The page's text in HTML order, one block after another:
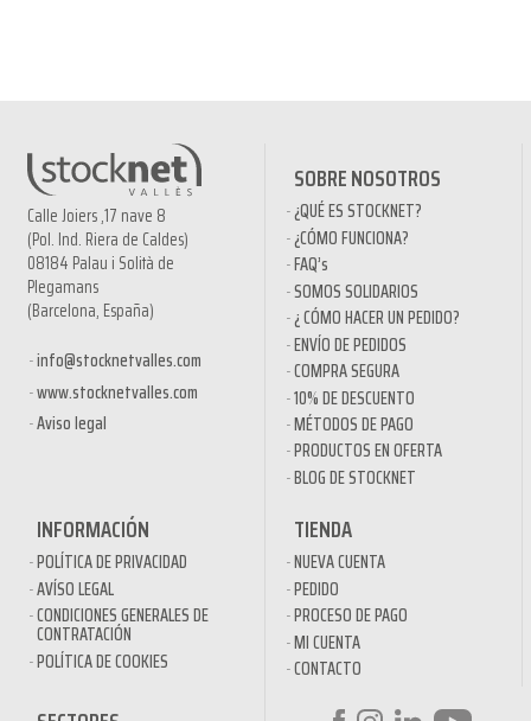
Calle Joiers ,17 nave 8
(Pol. Ind. Riera de Caldes)
08184 Palau i Solità de
Plegamans
(Barcelona, España)
info@stocknetvalles.com
www.stocknetvalles.com
Aviso legal
SOBRE NOSOTROS
¿QUÉ ES STOCKNET?
¿CÓMO FUNCIONA?
FAQ’s
SOMOS SOLIDARIOS
¿ CÓMO HACER UN PEDIDO?
ENVÍO DE PEDIDOS
COMPRA SEGURA
10% DE DESCUENTO
MÉTODOS DE PAGO
PRODUCTOS EN OFERTA
BLOG DE STOCKNET
INFORMACIÓN
POLÍTICA DE PRIVACIDAD
AVÍSO LEGAL
CONDICIONES GENERALES DE
CONTRATACIÓN
POLÍTICA DE COOKIES
TIENDA
NUEVA CUENTA
PEDIDO
PROCESO DE PAGO
MI CUENTA
CONTACTO